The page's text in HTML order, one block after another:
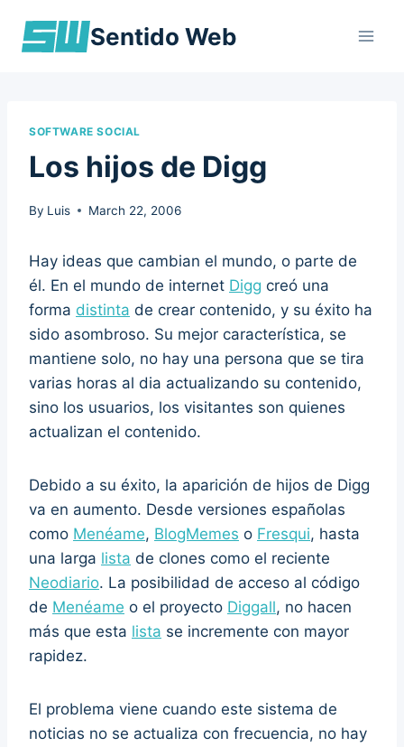
Sentido Web
SOFTWARE SOCIAL
Los hijos de Digg
By Luis March 22, 2006
Hay ideas que cambian el mundo, o parte de
él. En el mundo de internet Digg creó una
forma distinta de crear contenido, y su éxito ha
sido asombroso. Su mejor característica, se
mantiene solo, no hay una persona que se tira
varias horas al dia actualizando su contenido,
sino los usuarios, los visitantes son quienes
actualizan el contenido.
Debido a su éxito, la aparición de hijos de Digg
va en aumento. Desde versiones españolas
como Menéame, BlogMemes o Fresqui, hasta
una larga lista de clones como el reciente
Neodiario. La posibilidad de acceso al código
de Menéame o el proyecto Diggall, no hacen
más que esta lista se incremente con mayor
rapidez.
El problema viene cuando este sistema de
noticias no se actualiza con frecuencia, no hay